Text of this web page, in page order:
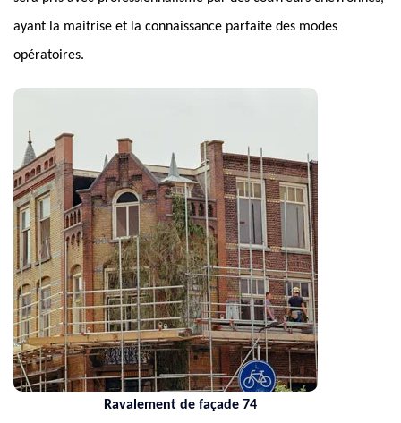
ayant la maitrise et la connaissance parfaite des modes
opératoires.
Ravalement de façade 74